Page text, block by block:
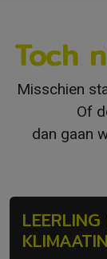
Toch
Misschien
Of
dan gaan